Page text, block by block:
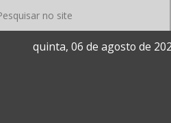
quinta, 06 de agosto de